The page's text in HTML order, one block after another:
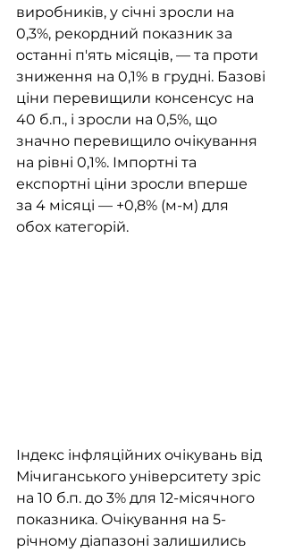
виробників, у січні зросли на
0,3%, рекордний показник за
останні п'ять місяців, — та проти
зниження на 0,1% в грудні. Базові
ціни перевищили консенсус на
40 б.п., і зросли на 0,5%, що
значно перевищило очікування
на рівні 0,1%. Імпортні та
експортні ціни зросли вперше
за 4 місяці — +0,8% (м-м) для
обох категорій.
Індекс інфляційних очікувань від
Мічиганського університету зріс
на 10 б.п. до 3% для 12-місячного
показника. Очікування на 5-
річному діапазоні залишились